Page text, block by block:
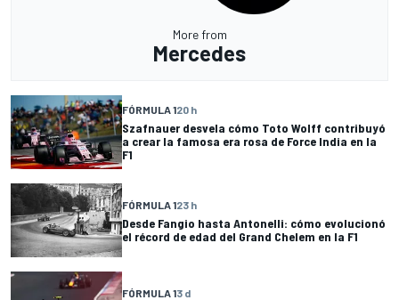
More from
Mercedes
FÓRMULA 120 h
Szafnauer desvela cómo Toto Wolff contribuyó
a crear la famosa era rosa de Force India en la
F1
FÓRMULA 123 h
Desde Fangio hasta Antonelli: cómo evolucionó
el récord de edad del Grand Chelem en la F1
FÓRMULA 13 d